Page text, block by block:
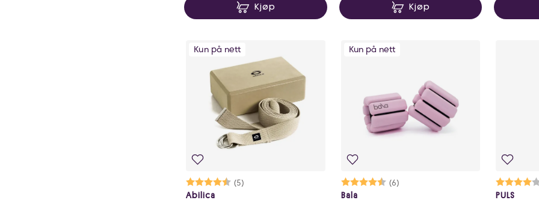
Kjøp Kjøp
Kun på nett
Karakter:
(5)
4.2 av 5 mulige
Abilica
Kun på nett
Karakter:
(6)
4.7 av 5 mulige
Bala PULS